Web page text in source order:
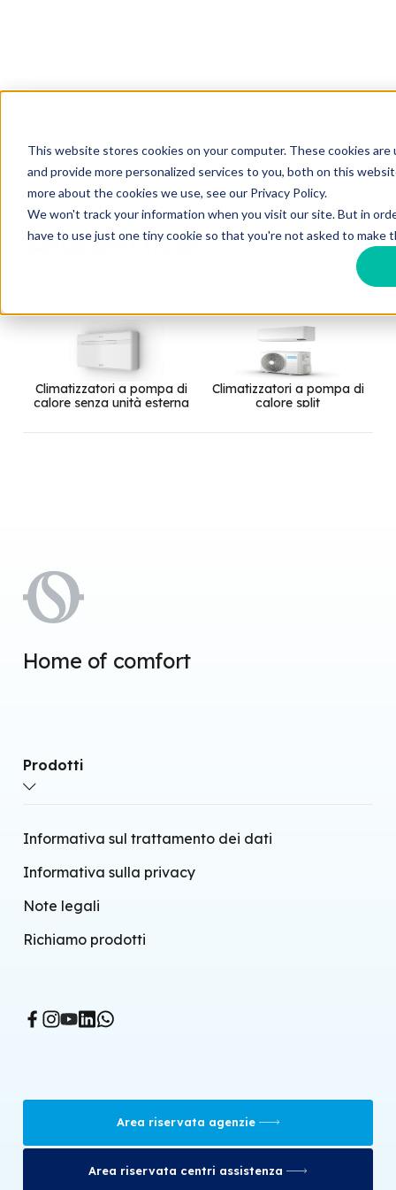
This website stores cookies on your computer. These cookies
and provide more personalized services to you, both on this
more about the cookies we use, see our Privacy Policy.
We won't track your information when you visit our site. But in
have to use just one tiny cookie so that you're not asked to make
Soluzioni fisse
Soluzioni fisse
Climatizzatori a pompa di
calore senza unità esterna
Climatizzatori a pompa di
calore split
Home of comfort
Prodotti
esterna
Climatizzatori a pompa di calore split
Pompe di calore aria-acqua
Terminali d'impianto
Sistema BMS
Termoconvettori
Stufette infrarossi
Informativa sul trattamento dei dati
Informativa sulla privacy
Note legali
Richiamo prodotti
Area riservata agenzie
Area riservata centri assistenza